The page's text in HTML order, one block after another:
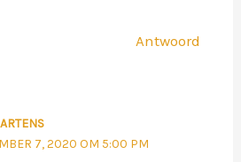
Antwoord
7, 2020 OM 5:00 PM